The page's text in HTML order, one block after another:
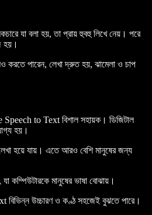
যা বলা হয়, তা প্রায় হুবহু লিখে নেয়। পরে
হয়।
করতে পারেন, লেখা দ্রুত হয়, ঝামেলা ও চাপ
Speech to Text বিশাল সহায়ক। ডিজিটাল
হয়।
হয়ে যায়। এতে আরও বেশি মানুষের জন্য
যা কম্পিউটারকে মানুষের ভাষা বোঝায়।
উচ্চারণ ও কণ্ঠ সহজেই বুঝতে পারে।